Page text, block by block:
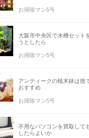
お掃除マン5号
大阪市中央区で水槽セット
うとしたら
お掃除マン5号
アンティークの植木鉢は捨
おすすめ
お掃除マン5号
不用なパソコンを買取して
したらよいか